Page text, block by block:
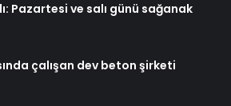
Pazartesi ve salı günü sağanak
çalışan dev beton şirketi